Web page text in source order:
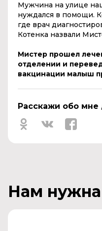
Мужчина на улице
нуждался в помощи.
где врач
Котенка назвали
Мистер прошел
отделении и
вакцинации малыш
Расскажи обо мне
Нам